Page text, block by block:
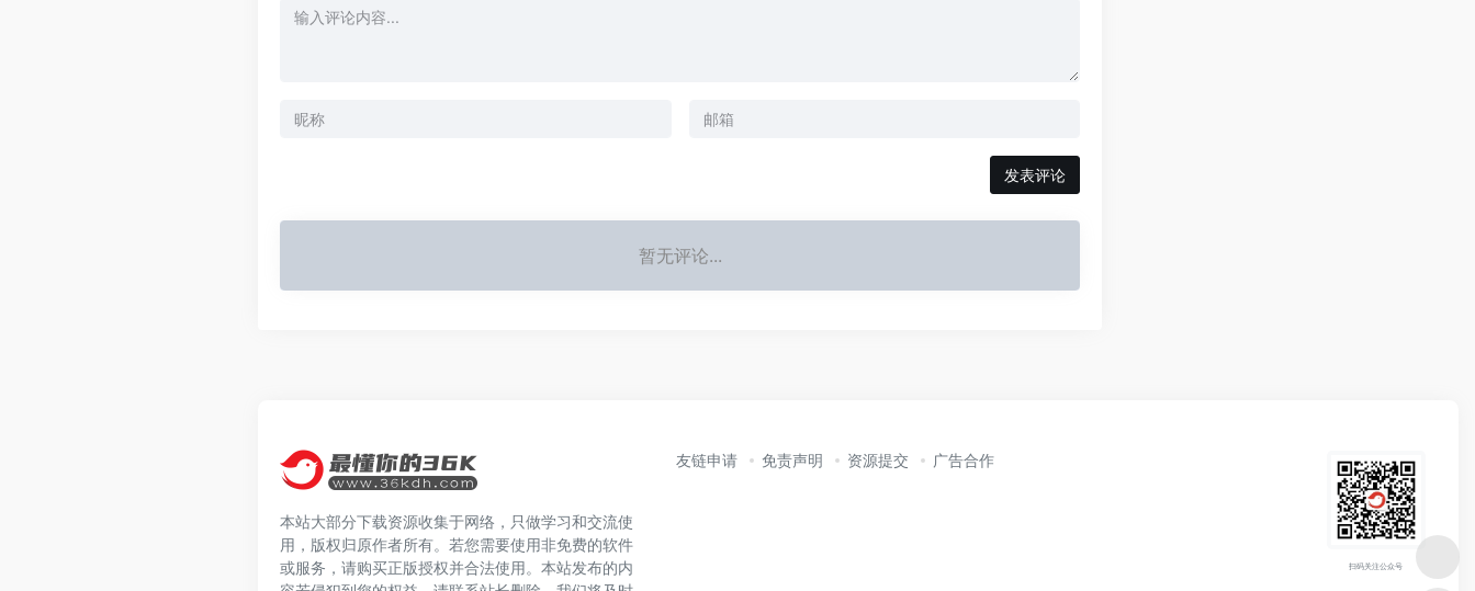
发表评论
暂无评论...
本站大部分下载资源收集于网络，只做学习和交流使
用，版权归原作者所有。若您需要使用非免费的软件
或服务，请购买正版授权并合法使用。本站发布的内
友链申请 免责声明 资源提交 广告合作
扫码关注公众号